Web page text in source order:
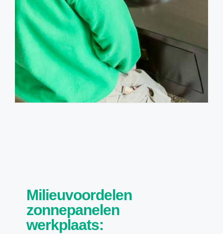
Milieuvoordelen
zonnepanelen
werkplaats: